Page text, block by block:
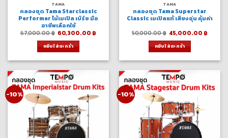
TAMA
กลองชุด Tama Starclassic
Performer ไม้เมเปิล เบิร์ช มือ
อาชีพเลือกใช้
67,000.00฿ Original
price
was:
67,000.00 ฿.
60,300.00 ฿
หยิบใส่ตะกร้า
TAMA
กลองชุด Tama Superstar
Classic เมเปิลแท้ เสียงอุ่น คุ้มค่า
50,000.00฿ Original
price
was:
50,000.00 ฿.
45,000.00 ฿
หยิบใส่ตะกร้า
-10% -10%